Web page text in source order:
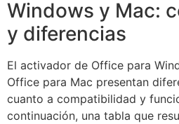
Windows y Mac:
y diferencias
El activador de Office para
Office para Mac presentan
cuanto a compatibilidad y
continuación, una tabla que